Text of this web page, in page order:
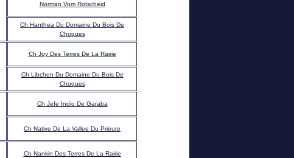
Norman Vom Rotscheid
Ch Hanthea Du Domaine Du Bois De
Choques
Ch Joy Des Terres De La Rairie
Ch Libchen Du Domaine Du Bois De
Choques
Ch Jefe Indio De Garaba
Ch Native De La Vallee Du Prieure
Ch Nankin Des Terres De La Rairie